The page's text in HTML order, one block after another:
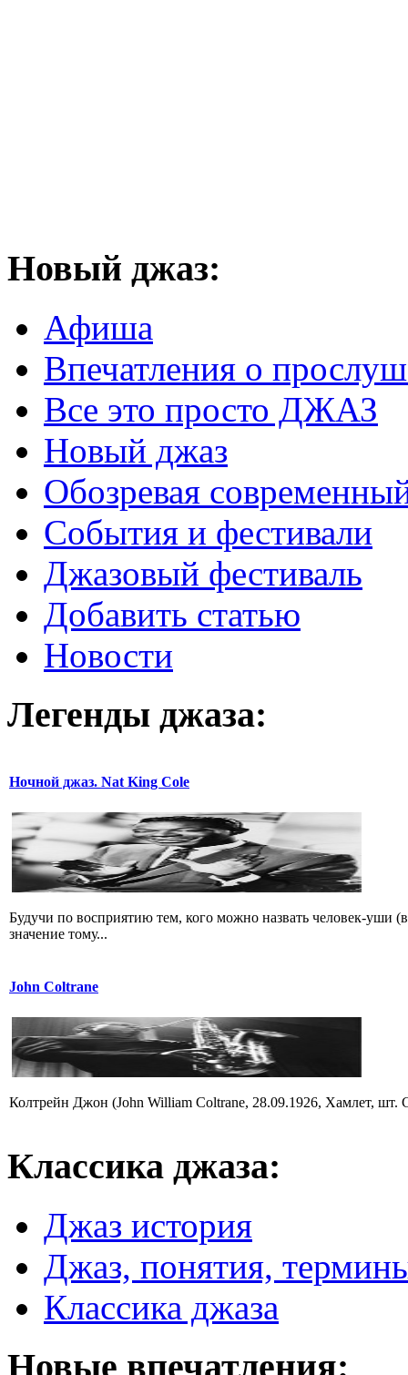
Новый джаз:
Афиша
Впечатления о
Все это просто ДЖАЗ
Новый джаз
Обозревая
События и фестивали
Джазовый фестиваль
Добавить статью
Новости
Легенды джаза:
Ночной джаз. Nat King Cole
Будучи по восприятию тем, кого можно назвать человек-уши
значение тому...
John Coltrane
Колтрейн Джон (John William Coltrane, 28.09.1926, Хамлет, шт.
Классика джаза:
Джаз история
Джаз, понятия,
Классика джаза
Новые впечатления: